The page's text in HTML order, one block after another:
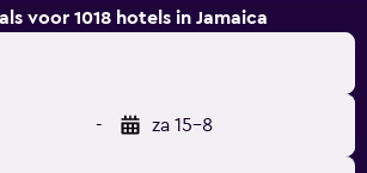
voor 1018 hotels in Jamaica
- za 15-8